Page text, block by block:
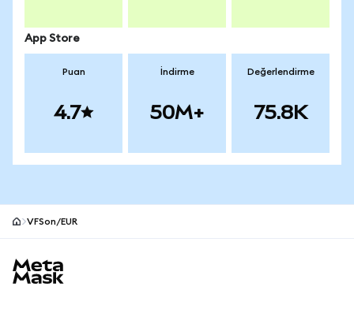
App Store
Puan
4.7
İndirme
50M+
Değerlendirme
75.8K
VFSon/EUR